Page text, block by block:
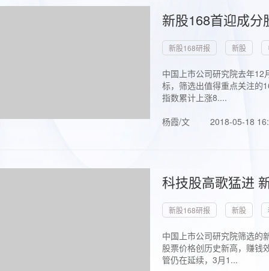
新股168首迎成
新股168研报 新股
中国上市公司研究院去年
标，筛选出值得重点关注的
指数累计上涨8....
杨霞/文
2018-05-18
科技股高歌猛进
新股168研报 新股
中国上市公司研究院筛选的
股票价格创历史新高，赚钱
管仍在延续，3月1...